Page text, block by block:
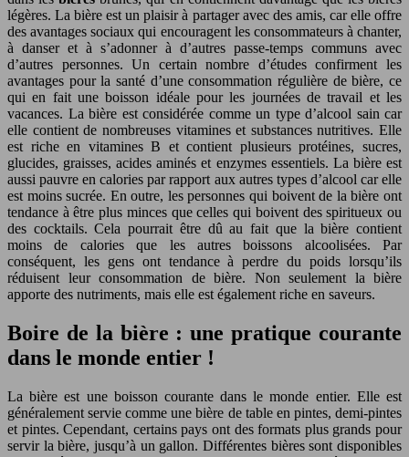
légères. La bière est un plaisir à partager avec des amis, car elle offre
des avantages sociaux qui encouragent les consommateurs à chanter,
à danser et à s’adonner à d’autres passe-temps communs avec
d’autres personnes. Un certain nombre d’études confirment les
avantages pour la santé d’une consommation régulière de bière, ce
qui en fait une boisson idéale pour les journées de travail et les
vacances. La bière est considérée comme un type d’alcool sain car
elle contient de nombreuses vitamines et substances nutritives. Elle
est riche en vitamines B et contient plusieurs protéines, sucres,
glucides, graisses, acides aminés et enzymes essentiels. La bière est
aussi pauvre en calories par rapport aux autres types d’alcool car elle
est moins sucrée. En outre, les personnes qui boivent de la bière ont
tendance à être plus minces que celles qui boivent des spiritueux ou
des cocktails. Cela pourrait être dû au fait que la bière contient
moins de calories que les autres boissons alcoolisées. Par
conséquent, les gens ont tendance à perdre du poids lorsqu’ils
réduisent leur consommation de bière. Non seulement la bière
apporte des nutriments, mais elle est également riche en saveurs.
Boire de la bière : une pratique courante
dans le monde entier !
La bière est une boisson courante dans le monde entier. Elle est
généralement servie comme une bière de table en pintes, demi-pintes
et pintes. Cependant, certains pays ont des formats plus grands pour
servir la bière, jusqu’à un gallon. Différentes bières sont disponibles